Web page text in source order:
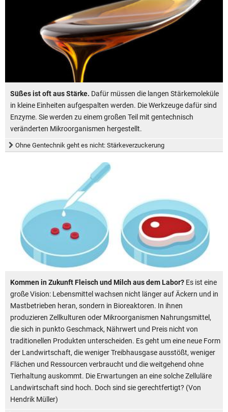
Süßes ist oft aus Stärke. Dafür müssen die langen Stärkemoleküle
in kleine Einheiten aufgespalten werden. Die Werkzeuge dafür sind
Enzyme. Sie werden zu einem großen Teil mit gentechnisch
veränderten Mikroorganismen hergestellt.
Ohne Gentechnik geht es nicht: Stärkeverzuckerung
Kommen in Zukunft Fleisch und Milch aus dem Labor? Es ist eine
große Vision: Lebensmittel wachsen nicht länger auf Äckern und in
Mastbetrieben heran, sondern in Bioreaktoren. In ihnen
produzieren Zellkulturen oder Mikroorganismen Nahrungsmittel,
die sich in punkto Geschmack, Nährwert und Preis nicht von
traditionellen Produkten unterscheiden. Es geht um eine neue Form
der Landwirtschaft, die weniger Treibhausgase ausstößt, weniger
Flächen und Ressourcen verbraucht und die weitgehend ohne
Tierhaltung auskommt. Die Erwartungen an eine solche Zelluläre
Landwirtschaft sind hoch. Doch sind sie gerechtfertigt? (Von
Hendrik Müller)